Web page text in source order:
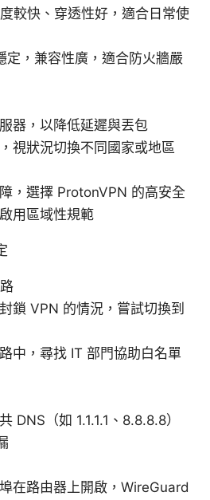
較快、穿透性好，適合日常使
定，兼容性廣，適合防火牆嚴
器，以降低延遲與丟包
視狀況切換不同國家或地區
，選擇 ProtonVPN 的高安全
用區域性規範
鎖 VPN 的情況，嘗試切換到
中，尋找 IT 部門協助白名單
DNS（如 1.1.1.1、8.8.8.8）
在路由器上開啟，WireGuard